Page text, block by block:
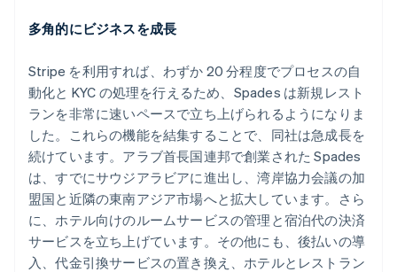
多角的にビジネスを成長
Stripe を利用すれば、わずか 20 分程度でプロセスの自
動化と KYC の処理を行えるため、Spades は新規レスト
ランを非常に速いペースで立ち上げられるようになりま
した。これらの機能を結集することで、同社は急成長を
続けています。アラブ首長国連邦で創業された Spades
は、すでにサウジアラビアに進出し、湾岸協力会議の加
盟国と近隣の東南アジア市場へと拡大しています。さら
に、ホテル向けのルームサービスの管理と宿泊代の決済
サービスを立ち上げています。その他にも、後払いの導
入、代金引換サービスの置き換え、ホテルとレストラン